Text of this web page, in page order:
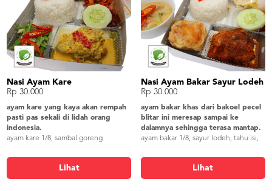
Nasi Ayam Kare
Rp 30.000
ayam kare yang kaya akan rempah
pasti pas sekali di lidah orang
indonesia.
ayam kare 1/8, sambal goreng
sambel, krupuk
Lihat
Nasi Ayam Bakar Sayur Lodeh
Rp 30.000
ayam bakar khas dari bakoel pecel
blitar ini meresap sampai ke
dalamnya sehingga terasa mantap.
ayam bakar 1/8, sayur lodeh, tahu isi,
Lihat